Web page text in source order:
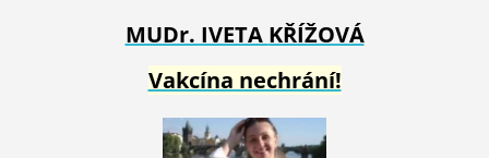
MUDr. IVETA KŘÍŽOVÁ
Vakcína nechrání!